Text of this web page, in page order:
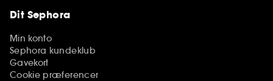
Dit Sephora
Min konto
Sephora kundeklub
Gavekort
Cookie præferencer